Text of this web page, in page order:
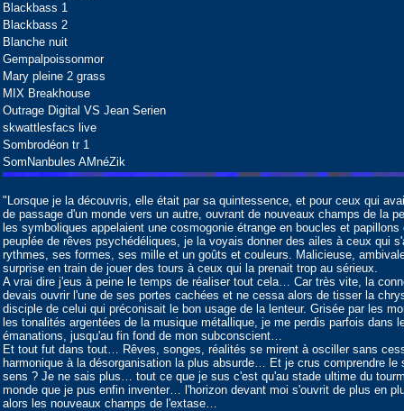
Blackbass 1
Blackbass 2
Blanche nuit
Gempalpoissonmor
Mary pleine 2 grass
MIX Breakhouse
Outrage Digital VS Jean Serien
skwattlesfacs live
Sombrodéon tr 1
SomNanbules AMnéZik
"Lorsque je la découvris, elle était par sa quintessence, et pour ceux qui
de passage d'un monde vers un autre, ouvrant de nouveaux champs de la
les symboliques appelaient une cosmogonie étrange en boucles et
peuplée de rêves psychédéliques, je la voyais donner des ailes à ceux qui
rythmes, ses formes, ses mille et un goûts et couleurs. Malicieuse,
surprise en train de jouer des tours à ceux qui la prenait trop au sérieux.
A vrai dire j'eus à peine le temps de réaliser tout cela… Car très vite, la
devais ouvrir l'une de ses portes cachées et ne cessa alors de tisser la
disciple de celui qui préconisait le bon usage de la lenteur. Grisée par les
les tonalités argentées de la musique métallique, je me perdis parfois dans
émanations, jusqu'au fin fond de mon subconscient…
Et tout fut dans tout… Rêves, songes, réalités se mirent à osciller sans
harmonique à la désorganisation la plus absurde… Et je crus comprendre
sens ? Je ne sais plus… tout ce que je sus c'est qu'au stade ultime du
monde que je pus enfin inventer… l'horizon devant moi s'ouvrit de plus en
alors les nouveaux champs de l'extase…